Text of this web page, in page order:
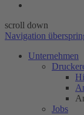
scroll down
Navigation
Unternehmen
Jobs